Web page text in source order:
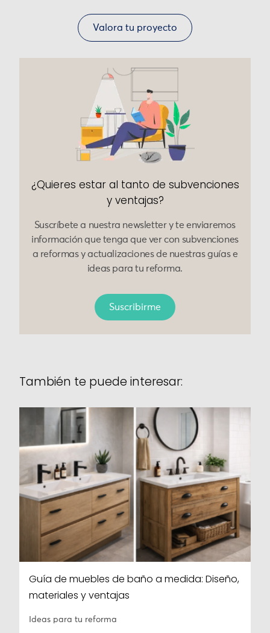
Valora tu proyecto
¿Quieres estar al tanto de subvenciones
y ventajas?
Suscríbete a nuestra newsletter y te enviaremos
información que tenga que ver con subvenciones
a reformas y actualizaciones de nuestras guías e
ideas para tu reforma.
Suscribirme
También te puede interesar:
Guía de muebles de baño a medida: Diseño,
materiales y ventajas
Ideas para tu reforma